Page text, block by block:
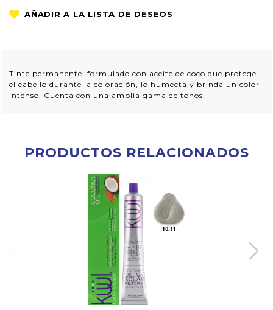
Tinte permanente, formulado con aceite de coco que protege
el cabello durante la coloración, lo humecta y brinda un color
intenso. Cuenta con una amplia gama de tonos.
PRODUCTOS RELACIONADOS